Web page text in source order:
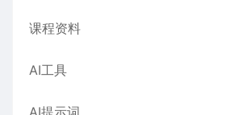
课程资料
AI工具